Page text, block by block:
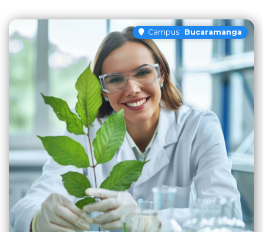
Campus: Bucaramanga